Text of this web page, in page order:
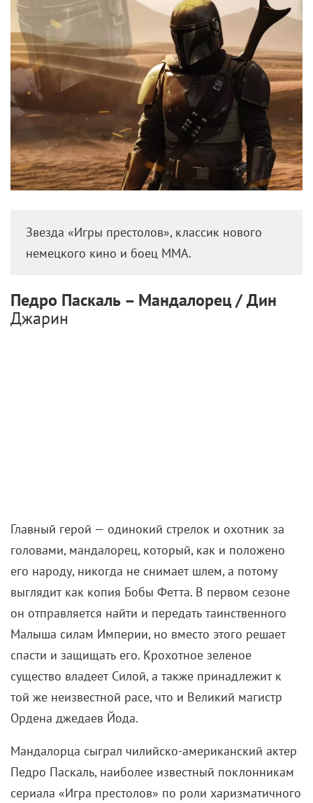
Звезда «Игры престолов», классик нового
немецкого кино и боец ММА.
Педро Паскаль – Мандалорец / Дин
Джарин
Главный герой — одинокий стрелок и охотник за
головами, мандалорец, который, как и положено
его народу, никогда не снимает шлем, а потому
выглядит как копия Бобы Фетта. В первом сезоне
он отправляется найти и передать таинственного
Малыша силам Империи, но вместо этого решает
спасти и защищать его. Крохотное зеленое
существо владеет Силой, а также принадлежит к
той же неизвестной расе, что и Великий магистр
Ордена джедаев Йода.
Мандалорца сыграл чилийско-американский актер
Педро Паскаль, наиболее известный поклонникам
сериала «Игра престолов» по роли харизматичного